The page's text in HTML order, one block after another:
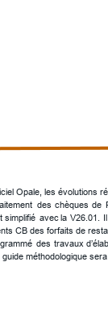
Opale, les
des chèques de
simplifié avecla V26.01.
Il
CB des forfaits de
des travaux
méthodologique